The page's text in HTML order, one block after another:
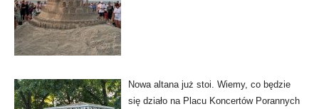
Nowa altana już stoi. Wiemy, co będzie
się działo na Placu Koncertów Porannych